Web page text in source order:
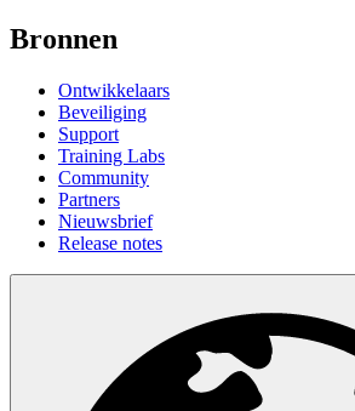
Bronnen
Ontwikkelaars
Beveiliging
Support
Training Labs
Community
Partners
Nieuwsbrief
Release notes